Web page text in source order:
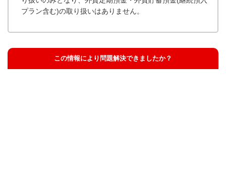
プラン含む)の取り扱いはありません。
この情報により問題解決できましたか？